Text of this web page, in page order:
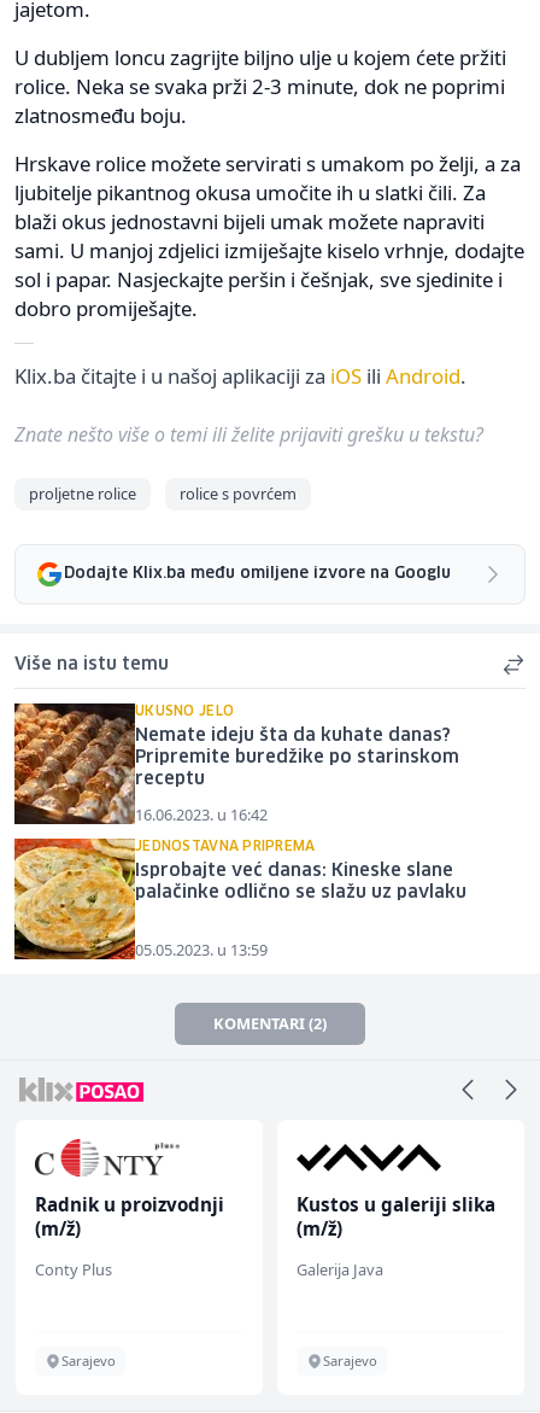
jajetom.
U dubljem loncu zagrijte biljno ulje u kojem ćete pržiti
rolice. Neka se svaka prži 2-3 minute, dok ne poprimi
zlatnosmeđu boju.
Hrskave rolice možete servirati s umakom po želji, a za
ljubitelje pikantnog okusa umočite ih u slatki čili. Za
blaži okus jednostavni bijeli umak možete napraviti
sami. U manjoj zdjelici izmiješajte kiselo vrhnje, dodajte
sol i papar. Nasjeckajte peršin i češnjak, sve sjedinite i
dobro promiješajte.
Klix.ba čitajte i u našoj aplikaciji za iOS ili Android.
Znate nešto više o temi ili želite prijaviti grešku u tekstu?
proljetne rolice rolice s povrćem
Dodajte Klix.ba među omiljene izvore na Googlu
Više na istu temu
UKUSNO JELO
Nemate ideju šta da kuhate danas?
Pripremite buredžike po starinskom
receptu
16.06.2023. u 16:42
JEDNOSTAVNA PRIPREMA
Isprobajte već danas: Kineske slane
palačinke odlično se slažu uz pavlaku
05.05.2023. u 13:59
KOMENTARI (2)
Radnik u proizvodnji
(m/ž)
Conty Plus
Sarajevo
Kustos u galeriji slika
(m/ž)
Galerija Java
Sarajevo